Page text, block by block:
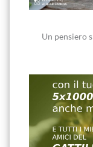
Un pensiero